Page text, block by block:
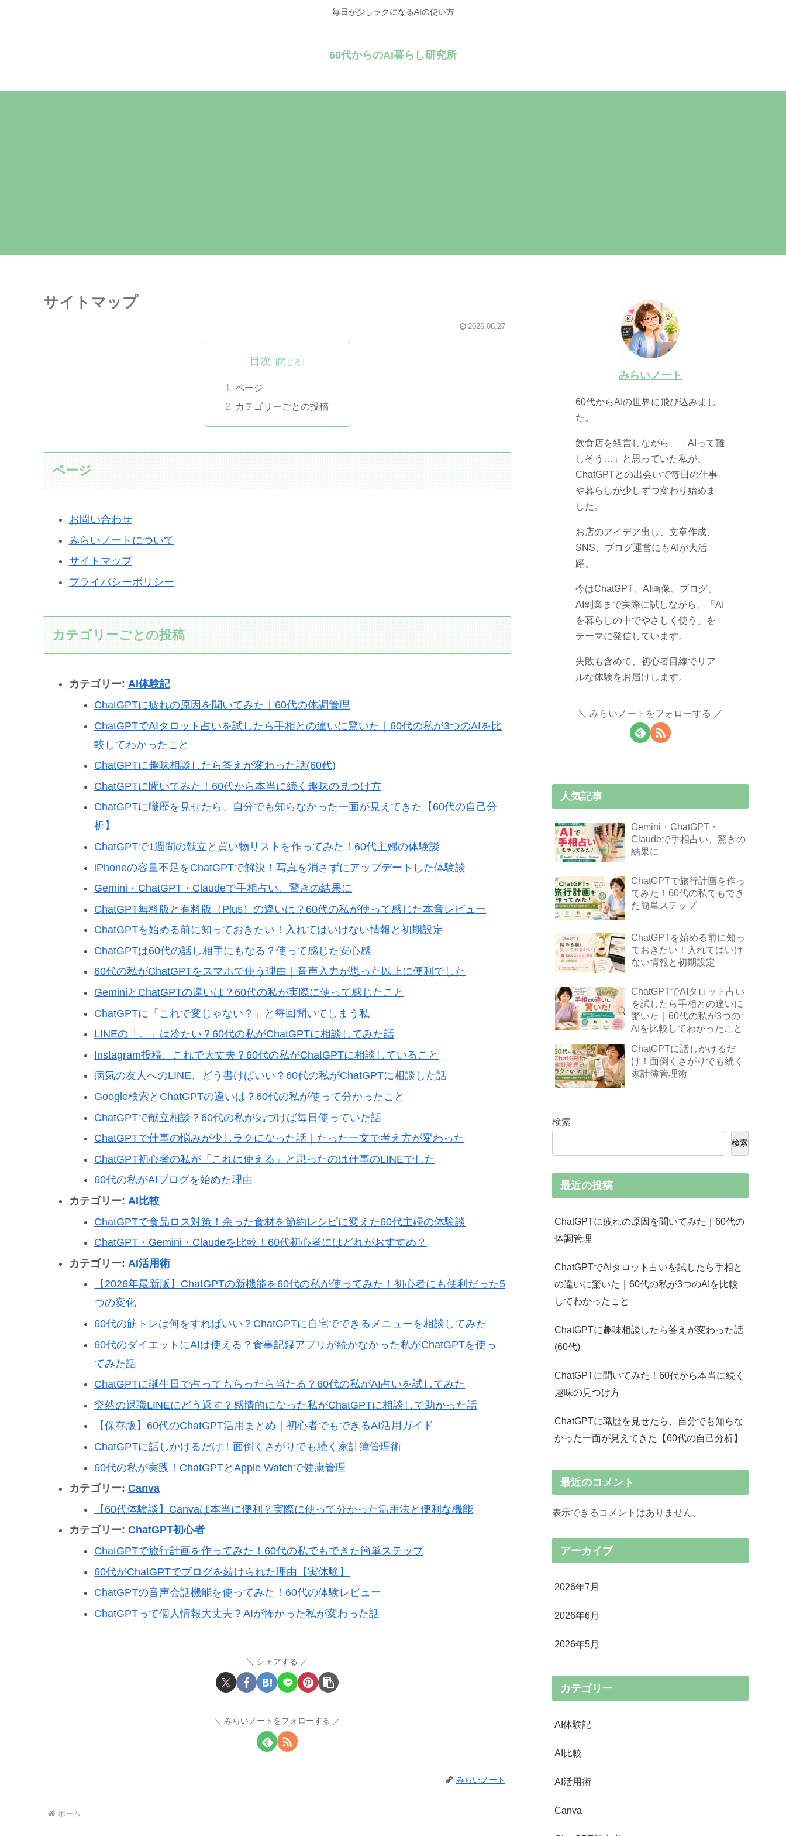
毎日が少しラクになるAIの使い方
60代からのAI暮らし研究所
サイトマップ
2026.06.27
目次
ページ
カテゴリーごとの投稿
ページ
お問い合わせ
みらいノートについて
サイトマップ
プライバシーポリシー
カテゴリーごとの投稿
カテゴリー: AI体験記
ChatGPTに疲れの原因を聞いてみた｜60代の体調管理
ChatGPTでAIタロット占いを試したら手相との違いに驚いた｜60代の私が3つのAIを比
較してわかったこと
ChatGPTに趣味相談したら答えが変わった話(60代)
ChatGPTに聞いてみた！60代から本当に続く趣味の見つけ方
ChatGPTに職歴を見せたら、自分でも知らなかった一面が見えてきた【60代の自己分
析】
ChatGPTで1週間の献立と買い物リストを作ってみた！60代主婦の体験談
iPhoneの容量不足をChatGPTで解決！写真を消さずにアップデートした体験談
Gemini・ChatGPT・Claudeで手相占い、驚きの結果に
ChatGPT無料版と有料版（Plus）の違いは？60代の私が使って感じた本音レビュー
ChatGPTを始める前に知っておきたい！入れてはいけない情報と初期設定
ChatGPTは60代の話し相手にもなる？使って感じた安心感
60代の私がChatGPTをスマホで使う理由｜音声入力が思った以上に便利でした
GeminiとChatGPTの違いは？60代の私が実際に使って感じたこと
ChatGPTに「これで変じゃない？」と毎回聞いてしまう私
LINEの「。」は冷たい？60代の私がChatGPTに相談してみた話
Instagram投稿、これで大丈夫？60代の私がChatGPTに相談していること
病気の友人へのLINE、どう書けばいい？60代の私がChatGPTに相談した話
Google検索とChatGPTの違いは？60代の私が使って分かったこと
ChatGPTで献立相談？60代の私が気づけば毎日使っていた話
ChatGPTで仕事の悩みが少しラクになった話｜たった一文で考え方が変わった
ChatGPT初心者の私が「これは使える」と思ったのは仕事のLINEでした
60代の私がAIブログを始めた理由
カテゴリー: AI比較
ChatGPTで食品ロス対策！余った食材を節約レシピに変えた60代主婦の体験談
ChatGPT・Gemini・Claudeを比較！60代初心者にはどれがおすすめ？
カテゴリー: AI活用術
【2026年最新版】ChatGPTの新機能を60代の私が使ってみた！初心者にも便利だった5
つの変化
60代の筋トレは何をすればいい？ChatGPTに自宅でできるメニューを相談してみた
60代のダイエットにAIは使える？食事記録アプリが続かなかった私がChatGPTを使っ
てみた話
ChatGPTに誕生日で占ってもらったら当たる？60代の私がAI占いを試してみた
突然の退職LINEにどう返す？感情的になった私がChatGPTに相談して助かった話
【保存版】60代のChatGPT活用まとめ｜初心者でもできるAI活用ガイド
ChatGPTに話しかけるだけ！面倒くさがりでも続く家計簿管理術
60代の私が実践！ChatGPTとApple Watchで健康管理
カテゴリー: Canva
【60代体験談】Canvaは本当に便利？実際に使って分かった活用法と便利な機能
カテゴリー: ChatGPT初心者
ChatGPTで旅行計画を作ってみた！60代の私でもできた簡単ステップ
60代がChatGPTでブログを続けられた理由【実体験】
ChatGPTの音声会話機能を使ってみた！60代の体験レビュー
ChatGPTって個人情報大丈夫？AIが怖かった私が変わった話
シェアする
みらいノートをフォローする
みらいノート
ホーム
みらいノート
60代からAIの世界に飛び込みまし
た。
飲食店を経営しながら、「AIって難
しそう…」と思っていた私が、
ChatGPTとの出会いで毎日の仕事
や暮らしが少しずつ変わり始めま
した。
お店のアイデア出し、文章作成、
SNS、ブログ運営にもAIが大活
躍。
今はChatGPT、AI画像、ブログ、
AI副業まで実際に試しながら、「AI
を暮らしの中でやさしく使う」を
テーマに発信しています。
失敗も含めて、初心者目線でリア
ルな体験をお届けします。
みらいノートをフォローする
人気記事
Gemini・ChatGPT・
Claudeで手相占い、驚きの
結果に
ChatGPTで旅行計画を作っ
てみた！60代の私でもでき
た簡単ステップ
ChatGPTを始める前に知っ
ておきたい！入れてはいけ
ない情報と初期設定
ChatGPTでAIタロット占い
を試したら手相との違いに
驚いた｜60代の私が3つの
AIを比較してわかったこと
ChatGPTに話しかけるだ
け！面倒くさがりでも続く
家計簿管理術
検索
検索
最近の投稿
ChatGPTに疲れの原因を聞いてみた｜60代の
体調管理
ChatGPTでAIタロット占いを試したら手相と
の違いに驚いた｜60代の私が3つのAIを比較
してわかったこと
ChatGPTに趣味相談したら答えが変わった話
(60代)
ChatGPTに聞いてみた！60代から本当に続く
趣味の見つけ方
ChatGPTに職歴を見せたら、自分でも知らな
かった一面が見えてきた【60代の自己分析】
最近のコメント
表示できるコメントはありません。
アーカイブ
2026年7月
2026年6月
2026年5月
カテゴリー
AI体験記
AI比較
AI活用術
Canva